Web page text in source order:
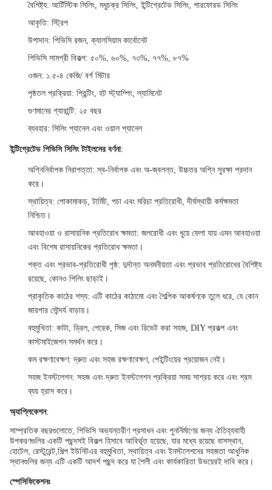
বৈশিষ্ট্য: আর্টিস্টিক সিলিং, মধুচক্র সিলিং, ইন্টিগ্রেটেড সিলিং, পারফোরড সিলিং
আকৃতি: স্ট্রিপ
উপাদান: পিভিসি রজন, ক্যালসিয়াম কার্বোনেট
পিভিসি সামগ্রী বিকল্প: ৫০%, ৬০%, ৭৩%, ৭৭%, ৮৭%
ওজন: ১.৫-৪ কেজি/ বর্গ মিটার
পৃষ্ঠতল প্রক্রিয়া: প্রিন্টিং, হট স্ট্যাম্পিং, ল্যামিনেট
গুণমানের গ্যারান্টি: ২৫ বছর
ব্যবহার: সিলিং প্যানেল এবং ওয়াল প্যানেল
ইন্টিগ্রেটেড পিভিসি সিলিং টাইলসের বর্ণনা:
অগ্নিনির্বাপক নিরাপত্তা: স্ব-নির্বাপক এবং অ-জ্বলন্ত, উচ্চতর অগ্নি সুরক্ষা প্রদান
করে।
স্থায়িত্ব: পোকামাকড়, টার্মিট, পচা এবং মরিচা প্রতিরোধী, দীর্ঘস্থায়ী কর্মক্ষমতা
নিশ্চিত।
আবহাওয়া ও রাসায়নিক প্রতিরোধ ক্ষমতা: জলরোধী এবং ধুয়ে ফেলা যায় এমন আবহাওয়া
এবং বিশেষ রাসায়নিকের প্রতিরোধ ক্ষমতা।
শক্ত এবং প্রভাব-প্রতিরোধী পৃষ্ঠ: দুর্দান্ত অনমনীয়তা এবং প্রভাব প্রতিরোধের বৈশিষ্ট্য
রয়েছে, কোনও পিলিং ছাড়াই।
প্রাকৃতিক কাঠের শস্য: এটি কাঠের কাঠামো এবং শৈল্পিক আকর্ষণকে তুলে ধরে, যে কোন
জায়গার সৌন্দর্য বাড়ায়।
বহুমুখিতা: কাটা, ড্রিল, পেরেক, সিজ এবং রিভেট করা সহজ, DIY প্রকল্প এবং
কাস্টমাইজেশন সমর্থন করে।
কম রক্ষণাবেক্ষণ: দ্রুত এবং সহজ রক্ষণাবেক্ষণ, পেইন্টিংয়ের প্রয়োজন নেই।
সহজ ইনস্টলেশন: সহজ এবং দ্রুত ইনস্টলেশন প্রক্রিয়া সময় সাশ্রয় করে এবং শ্রম
ব্যয় হ্রাস করে।
অ্যাপ্লিকেশন:
সাম্প্রতিক বছরগুলোতে, পিভিসি অভ্যন্তরীণ প্রসাধন এবং পুনর্নির্মাণের জন্য ঐতিহ্যবাহী
উপকরণগুলির একটি পছন্দসই বিকল্প হিসাবে আবির্ভূত হয়েছে, যার মধ্যে রয়েছে বাসস্থান,
হোটেল, রেস্টুরেন্ট,শিল্প ইউনিটএর বহুমুখিতা, স্থায়িত্ব এবং ইনস্টলেশনের সহজতা আধুনিক
স্থানগুলির জন্য এটি একটি আদর্শ পছন্দ করে যা শৈলী এবং কার্যকারিতা উভয়েরই দাবি করে।
স্পেসিফিকেশনঃ